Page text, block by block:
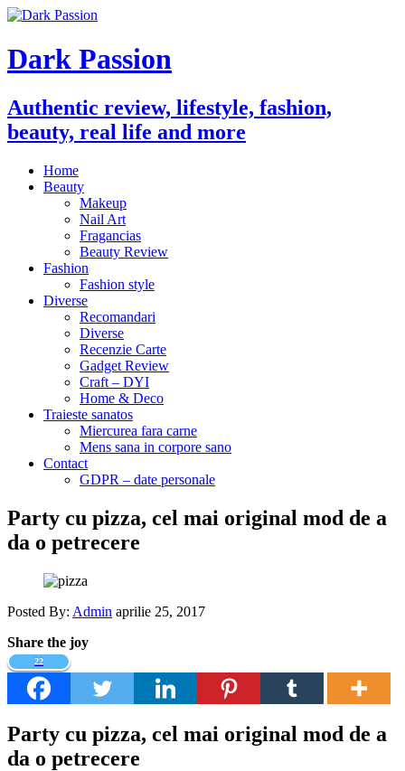
Dark Passion
Authentic review, lifestyle, fashion,
beauty, real life and more
Home
Beauty
Makeup
Nail Art
Fragancias
Beauty Review
Fashion
Fashion style
Diverse
Recomandari
Diverse
Recenzie Carte
Gadget Review
Craft – DYI
Home & Deco
Traieste sanatos
Miercurea fara carne
Mens sana in corpore sano
Contact
GDPR – date personale
Party cu pizza, cel mai original mod de a
da o petrecere
Posted By: Admin aprilie 25, 2017
Share the joy
22
Party cu pizza, cel mai original mod de a
da o petrecere